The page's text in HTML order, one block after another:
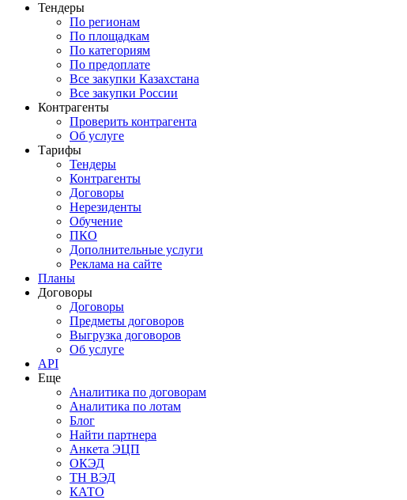
Тендеры
По регионам
По площадкам
По категориям
По предоплате
Все закупки Казахстана
Все закупки России
Контрагенты
Проверить контрагента
Об услуге
Тарифы
Тендеры
Контрагенты
Договоры
Нерезиденты
Обучение
ПКО
Дополнительные услуги
Реклама на сайте
Планы
Договоры
Договоры
Предметы договоров
Выгрузка договоров
Об услуге
API
Еще
Аналитика по договорам
Аналитика по лотам
Блог
Найти партнера
Анкета ЭЦП
ОКЭД
ТН ВЭД
КАТО